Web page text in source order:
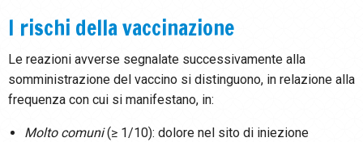
I rischi della vaccinazione
Le reazioni avverse segnalate successivamente alla
somministrazione del vaccino si distinguono, in relazione alla
frequenza con cui si manifestano, in:
Molto comuni(≥ 1/10): dolore nel sito di iniezione